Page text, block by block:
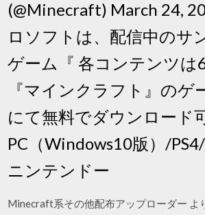
(@Minecraft) March 24,
ロソフトは、配信中のサ
ゲーム『 各コンテンツは
『マインクラフト』のゲ
にて無料でダウンロード
PC（Windows10版）/
ニンテンドー
Minecraft系その他配布アップローダー よ